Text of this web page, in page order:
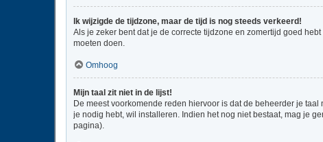
Ik wijzigde de tijdzone, maar de tijd is nog steeds verkeerd!
Als je zeker bent dat je de correcte tijdzone en zomertijd goed
moeten doen.
Omhoog
Mijn taal zit niet in de lijst!
De meest voorkomende reden hiervoor is dat de beheerder je
je nodig hebt, wil installeren. Indien het nog niet bestaat, mag je
pagina).